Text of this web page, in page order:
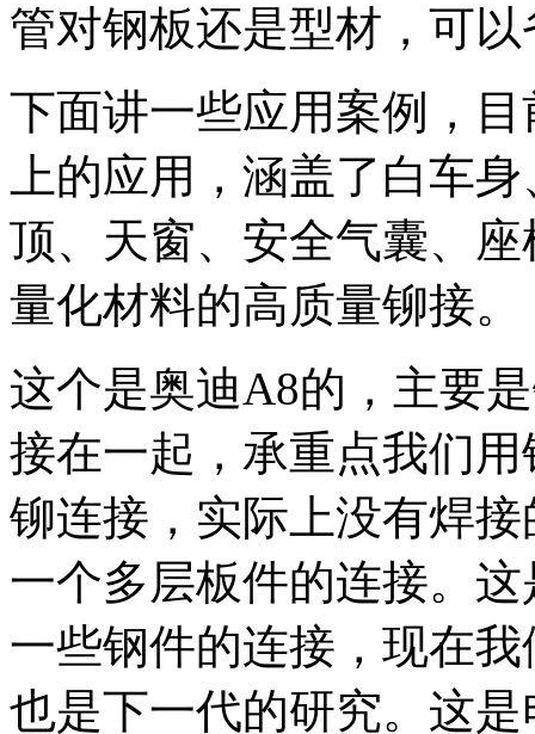
管对钢板还是型材，可
下面讲一些应用案例，
上的应用，涵盖了白车
顶、天窗、安全气囊、
量化材料的高质量铆接。
这个是奥迪A8的，主要
接在一起，承重点我们
铆连接，实际上没有焊
一个多层板件的连接。
一些钢件的连接，现在
也是下一代的研究。这